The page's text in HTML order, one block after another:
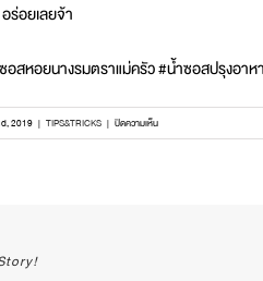
ร่อยเลยจ้า
สหอยนางรมตราแม่ครัว #น้ำซอสปรุงอาห
2019 | TIPS&TRICKS | ปิดความเห็นบน
ดอก